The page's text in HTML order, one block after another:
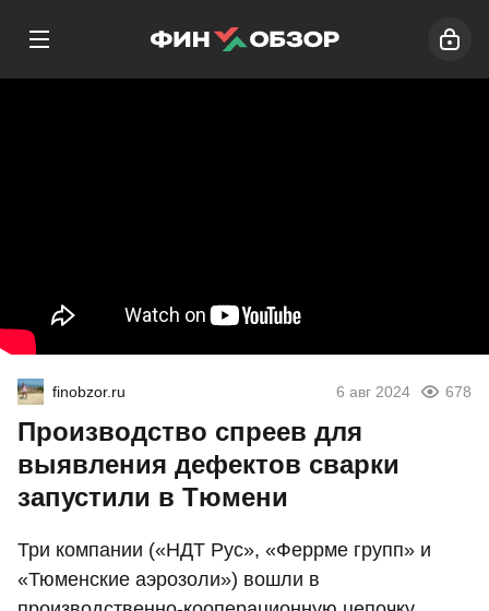
finobzor.ru 6 авг 2024 678
Производство спреев для
выявления дефектов сварки
запустили в Тюмени
Три компании («НДТ Рус», «Феррме групп» и
«Тюменские аэрозоли») вошли в